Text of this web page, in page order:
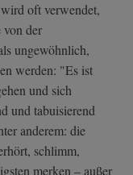
oft verwendet,
von der
ungewöhnlich,
werden: "Es ist
und sich
und tabuisierend
anderem: die
schlimm,
merken – außer